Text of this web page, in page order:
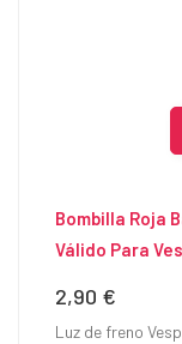
Bombilla Roja
Válido Para
Precio
2,90 €
Luz de freno